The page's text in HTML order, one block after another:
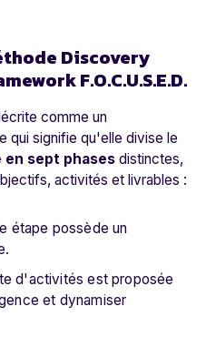
Discovery
F.O.C.U.S.E.D.
comme un
qui signifie qu'elle divise le
sept phases distinctes,
activités et livrables :
étape possède un
d'activités est proposée
et dynamiser